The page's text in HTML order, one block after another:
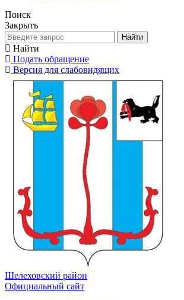
Поиск
Закрыть
Найти
Найти
Подать обращение
Версия для слабовидящих
Шелеховский район
Официальный сайт